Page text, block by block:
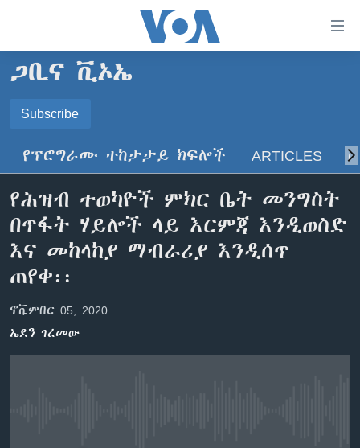
ማገናኛዎች
ወደ
ዋናው
ይዘት
እለፍ
ወደ
ዋናው
ይዘት
ዜና
ኢትዮጵያ
ዓለምአቀፍ
አሜሪካ
መካከለኛው ምሥራቅ
ኑሮ በጤንነት
ከምሽቱ ሦስት ሰዓት የአማርኛ ዜና
ቪዲዮ
የፎቶ መድብሎች
ክምችት
Learning English
ጋቢና ቪኦኤ
Subscribe
ይድረሰኝ / ይላክልኝ
የፕሮግራሙ ተከታታይ ክፍሎች ARTICLES
የሕዝብ ተወካዮች ምክር ቤት መንግስት
በጥፋት ሃይሎች ላይ እርምጃ እንዲወስድ
እና መከላከያ ማብራሪያ እንዲሰጥ
ጠየቀ፡፡
ኖቬምበር 05, 2020
ኤደን ገረመው